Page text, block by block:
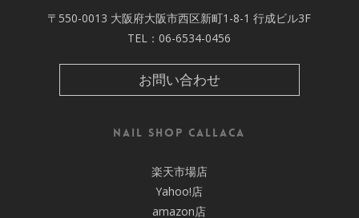
〒550-0013 大阪府大阪市西区新町1-8-1 行成ビル3F
TEL：06-6534-0456
お問い合わせ
nail shop callaca
楽天市場店
Yahoo!店
amazon店